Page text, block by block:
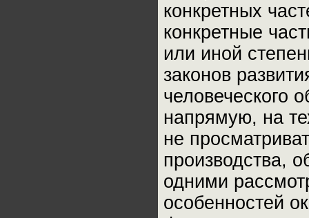
конкретных
конкретные
или иной
законов
человеческого
напрямую, на
не
производства,
одними
особенностей